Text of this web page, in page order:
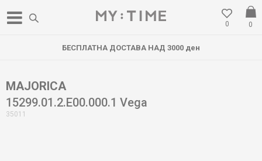
0
0
БЕСПЛАТНА ДОСТАВА НАД 3000 ден
MAJORICA
15299.01.2.E00.000.1 Vega
35011